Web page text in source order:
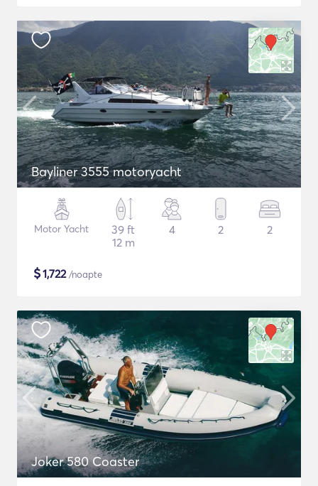
Bayliner 3555 motoryacht
Motor Yacht
39 ft
12 m
4 2 2
$1,722/noapte
Joker 580 Coaster